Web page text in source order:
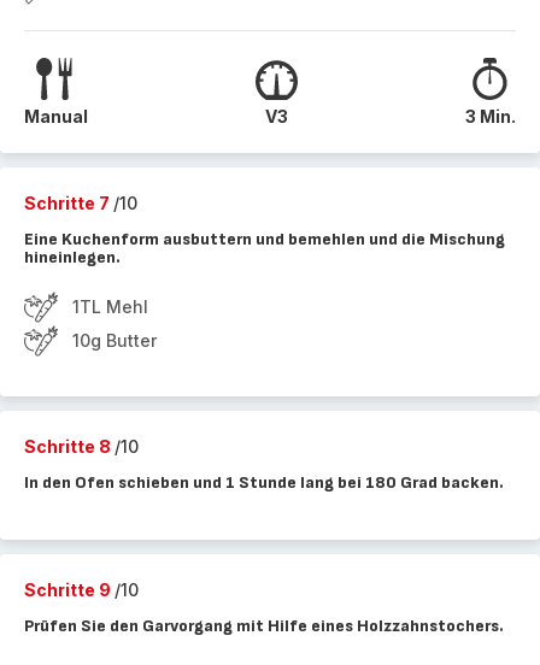
Manual V3 3 Min.
Schritte 7 /10
Eine Kuchenform ausbuttern und bemehlen und die Mischung
hineinlegen.
1TL Mehl
10g Butter
Schritte 8 /10
In den Ofen schieben und 1 Stunde lang bei 180 Grad backen.
Schritte 9 /10
Prüfen Sie den Garvorgang mit Hilfe eines Holzzahnstochers.